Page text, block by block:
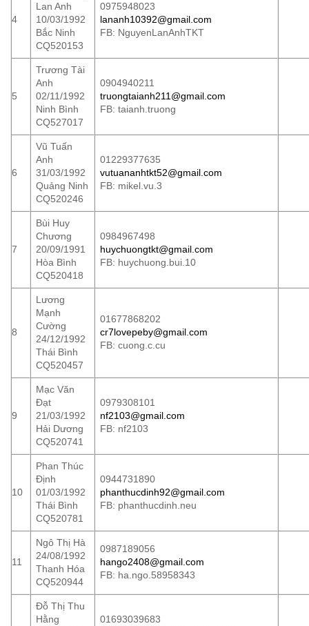
4
Lan Anh
10/03/1992
Bắc Ninh
CQ520153
0975948023
lananh10392@gmail.com
FB: NguyenLanAnhTKT
5
Trương Tài
Anh
02/11/1992
Ninh Bình
CQ527017
0904940211
truongtaianh211@gmail.com
FB: taianh.truong
6
Vũ Tuấn
Anh
31/03/1992
Quảng Ninh
CQ520246
01229377635
vutuananhtkt52@gmail.com
FB: mikel.vu.3
7
Bùi Huy
Chương
20/09/1991
Hòa Bình
CQ520418
0984967498
huychuongtkt@gmail.com
FB: huychuong.bui.10
8
Lương
Mạnh
Cường
24/12/1992
Thái Bình
CQ520457
01677868202
cr7lovepeby@gmail.com
FB: cuong.c.cu
9
Mạc Văn
Đạt
21/03/1992
Hải Dương
CQ520741
0979308101
nf2103@gmail.com
FB: nf2103
10
Phan Thúc
Định
01/03/1992
Thái Bình
CQ520781
0944731890
phanthucdinh92@gmail.com
FB: phanthucdinh.neu
11
Ngô Thị Hà
24/08/1992
Thanh Hóa
CQ520944
0987189056
hango2408@gmail.com
FB: ha.ngo.58958343
Đỗ Thị Thu
Hằng
01693039683